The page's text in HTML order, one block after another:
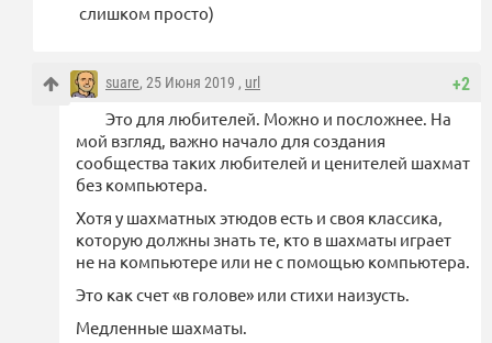
слишком просто)
+2
suare, 25 Июня 2019 , url
Это для любителей. Можно и посложнее. На
мой взгляд, важно начало для создания
сообщества таких любителей и ценителей шахмат
без компьютера.
Хотя у шахматных этюдов есть и своя классика,
которую должны знать те, кто в шахматы играет
не на компьютере или не с помощью компьютера.
Это как счет «в голове» или стихи наизусть.
Медленные шахматы.